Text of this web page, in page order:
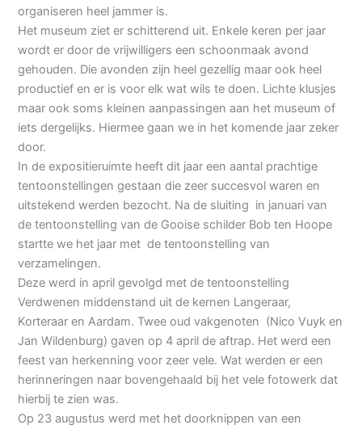
organiseren heel jammer is.
Het museum ziet er schitterend uit. Enkele keren per jaar
wordt er door de vrijwilligers een schoonmaak avond
gehouden. Die avonden zijn heel gezellig maar ook heel
productief en er is voor elk wat wils te doen. Lichte klusjes
maar ook soms kleinen aanpassingen aan het museum of
iets dergelijks. Hiermee gaan we in het komende jaar zeker
door.
In de expositieruimte heeft dit jaar een aantal prachtige
tentoonstellingen gestaan die zeer succesvol waren en
uitstekend werden bezocht. Na de sluiting in januari van
de tentoonstelling van de Gooise schilder Bob ten Hoope
startte we het jaar met de tentoonstelling van
verzamelingen.
Deze werd in april gevolgd met de tentoonstelling
Verdwenen middenstand uit de kernen Langeraar,
Korteraar en Aardam. Twee oud vakgenoten (Nico Vuyk en
Jan Wildenburg) gaven op 4 april de aftrap. Het werd een
feest van herkenning voor zeer vele. Wat werden er een
herinneringen naar bovengehaald bij het vele fotowerk dat
hierbij te zien was.
Op 23 augustus werd met het doorknippen van een